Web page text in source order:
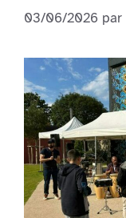
03/06/2026 par